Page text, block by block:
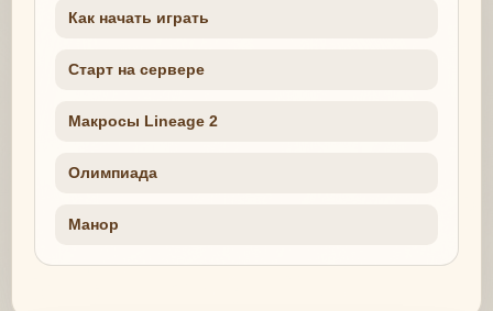
Как начать играть
Старт на сервере
Макросы Lineage 2
Олимпиада
Манор